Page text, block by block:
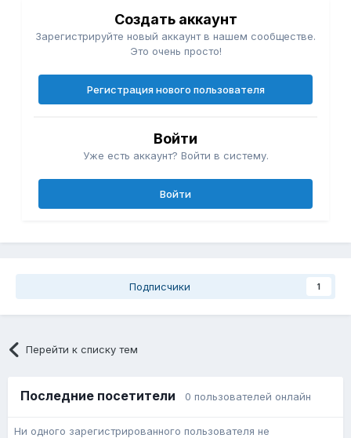
Создать аккаунт
Зарегистрируйте новый аккаунт в нашем сообществе.
Это очень просто!
Регистрация нового пользователя
Войти
Уже есть аккаунт? Войти в систему.
Войти
Подписчики 1
Перейти к списку тем
Последние посетители 0 пользователей онлайн
Ни одного зарегистрированного пользователя не